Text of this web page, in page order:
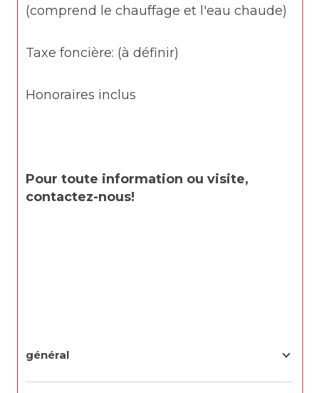
(comprend le chauffage et l'eau chaude)
Taxe foncière: (à définir)
Honoraires inclus
Pour toute information ou visite,
contactez-nous!
général